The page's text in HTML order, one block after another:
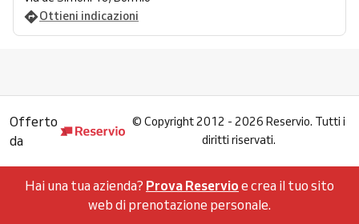
Ottieni indicazioni
Offerto
da
© Copyright 2012 - 2026 Reservio. Tutti i
diritti riservati.
Hai una tua azienda? Prova Reservio e crea il tuo sito
web di prenotazione personale.